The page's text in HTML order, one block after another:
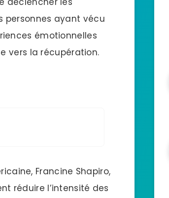
personnes ayant vécu
émotionnelles
vers la récupération.
Francine Shapiro,
réduire l’intensité des